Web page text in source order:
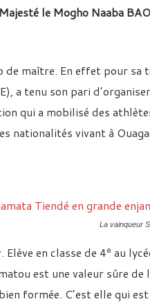
le Mogho Naaba
de maître. En effet pour
a tenu son pari
qui a mobilisé des
nationalités vivant à
La vainqueur
en classe de 4e au
est une valeur sûre
formée. C’est elle qui